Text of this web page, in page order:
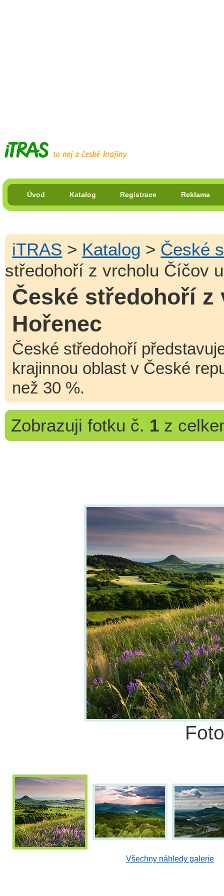
Úvod Katalog Registrace Reklama
iTRAS > Katalog > České
středohoří z vrcholu Číčov
České středohoří
Hořenec
České středohoří
krajinnou oblast v České
než 30 %.
Zobrazuji fotku č. 1z
Všechny náhledy galerie